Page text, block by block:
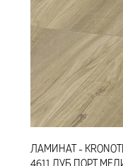
ЛАМИНАТ -
4611 ДУБ ПОРТ